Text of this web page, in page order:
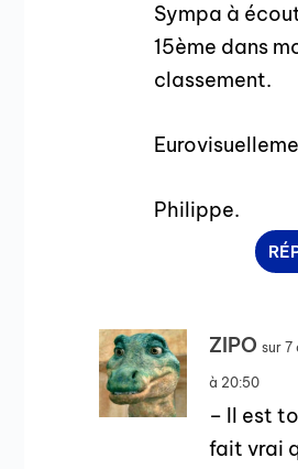
Sympa à
15ème dans
classement.
Philippe.
ZIPO sur 7
à 20:50
– Il est
fait vrai